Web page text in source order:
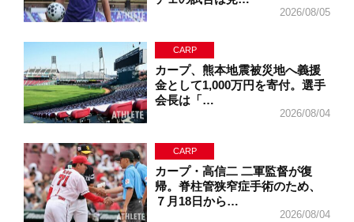
2026/08/05
CARP
カープ、熊本地震被災地へ義援
金として1,000万円を寄付。選手
会長は「…
2026/08/04
CARP
カープ・高信二 二軍監督が復
帰。脊柱管狭窄症手術のため、
７月18日から…
2026/08/04